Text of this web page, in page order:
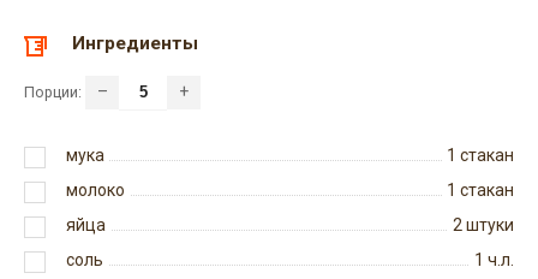
Ингредиенты
Порции: – +
мука 1 стакан
молоко
1 стакан
яйца
2 штуки
соль
1 ч.л.